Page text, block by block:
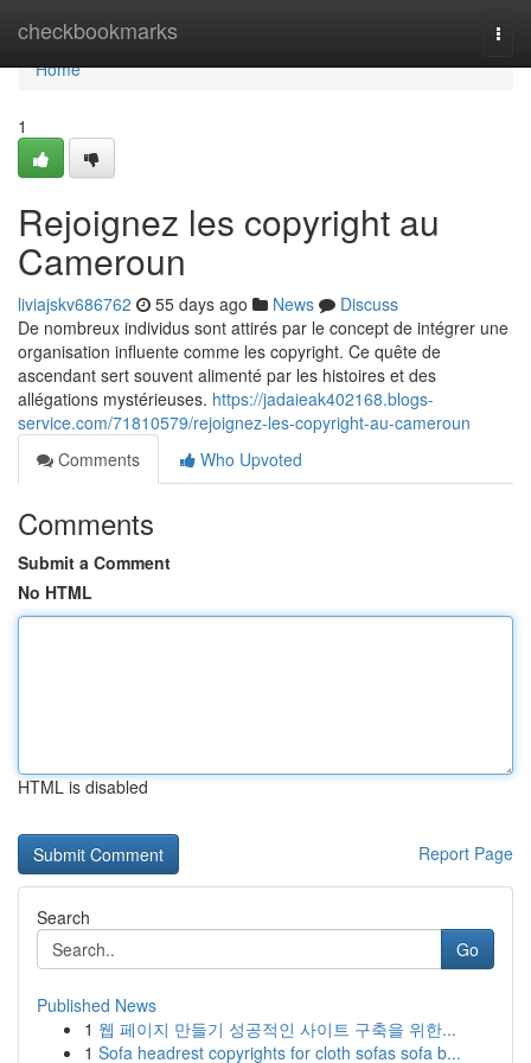
checkbookmarks
Home
Home
1
Rejoignez les copyright au
Cameroun
liviajskv686762 55 days ago News
Discuss
De nombreux individus sont attirés par le concept de intégrer une
organisation influente comme les copyright. Ce quête de
ascendant sert souvent alimenté par les histoires et des
allégations mystérieuses. https://jadaieak402168.blogs-
service.com/71810579/rejoignez-les-copyright-au-cameroun
Comments
Who Upvoted
Comments
Submit a Comment
No HTML
HTML is disabled
Report Page
Search
Go
Published News
1 웹 페이지 만들기 성공적인 사이트 구축을 위한...
1 Sofa headrest copyrights for cloth sofas sofa b...